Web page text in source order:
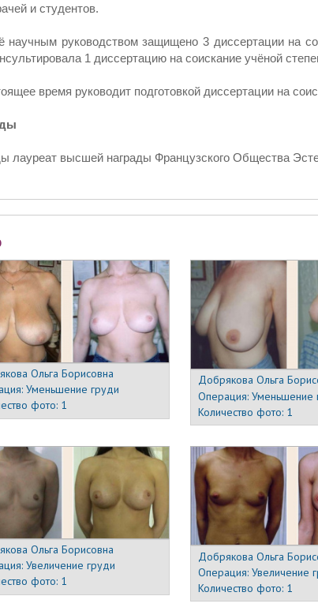
и студентов.
научным руководством защищено 3 диссертации на
1 диссертацию на соискание учёной
время руководит подготовкой диссертации на
лауреат высшей награды Французского Общества
Ольга Борисовна
Уменьшение груди
фото: 1
Добрякова Ольга
Операция: Уменьшение
Количество фото: 1
Ольга Борисовна
Увеличение груди
фото: 1
Добрякова Ольга
Операция: Увеличение
Количество фото: 1